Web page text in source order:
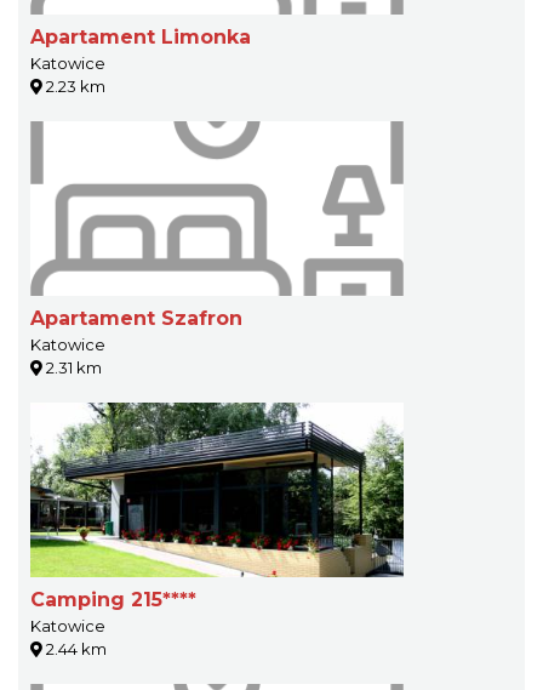
Apartament Limonka
Katowice
2.23 km
Apartament Szafron
Katowice
2.31 km
Camping 215****
Katowice
2.44 km